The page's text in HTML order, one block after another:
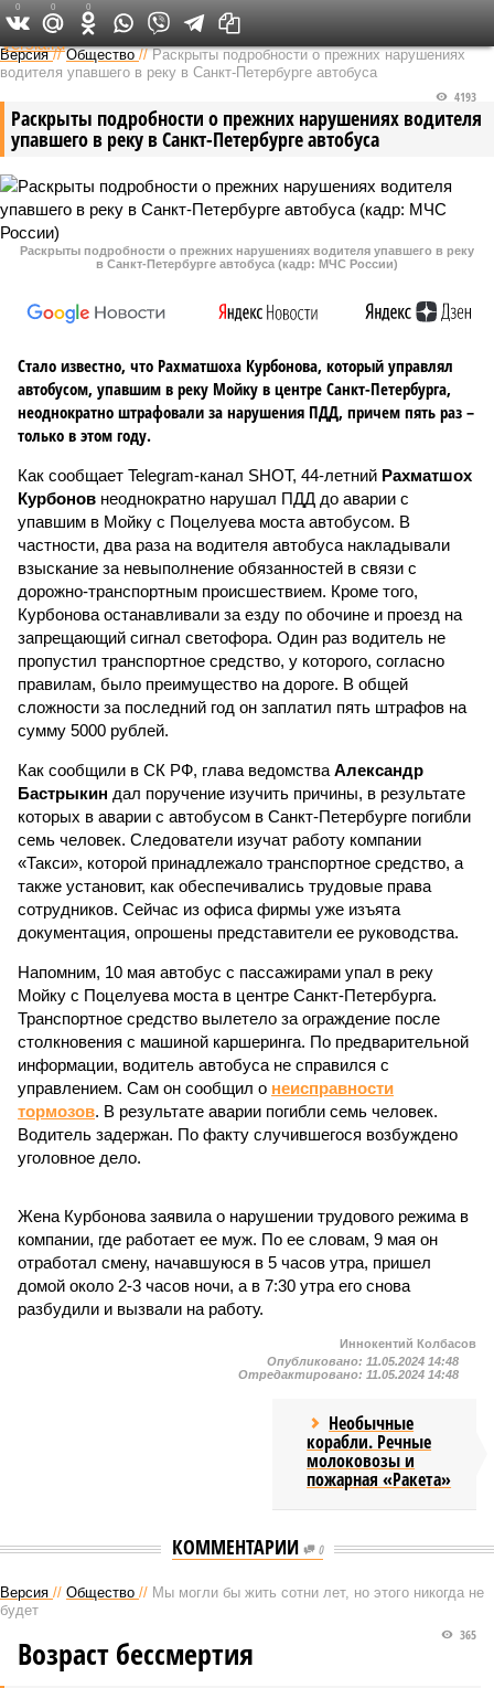
Федеральный выпуск
Версия //Общество //Раскрыты подробности о прежних нарушениях
водителя упавшего в реку в Санкт-Петербурге автобуса
Раскрыты подробности о прежних нарушениях водителя
упавшего в реку в Санкт-Петербурге автобуса
4193
Раскрыты подробности о прежних нарушениях водителя упавшего в реку
в Санкт-Петербурге автобуса (кадр: МЧС России)
Стало известно, что Рахматшоха Курбонова, который управлял
автобусом, упавшим в реку Мойку в центре Санкт-Петербурга,
неоднократно штрафовали за нарушения ПДД, причем пять раз –
только в этом году.
Как сообщает Telegram-канал SHOT, 44-летний Рахматшох
Курбонов неоднократно нарушал ПДД до аварии с
упавшим в Мойку с Поцелуева моста автобусом. В
частности, два раза на водителя автобуса накладывали
взыскание за невыполнение обязанностей в связи с
дорожно-транспортным происшествием. Кроме того,
Курбонова останавливали за езду по обочине и проезд на
запрещающий сигнал светофора. Один раз водитель не
пропустил транспортное средство, у которого, согласно
правилам, было преимущество на дороге. В общей
сложности за последний год он заплатил пять штрафов на
сумму 5000 рублей.
Как сообщили в СК РФ, глава ведомства Александр
Бастрыкин дал поручение изучить причины, в результате
которых в аварии с автобусом в Санкт-Петербурге погибли
семь человек. Следователи изучат работу компании
«Такси», которой принадлежало транспортное средство, а
также установит, как обеспечивались трудовые права
сотрудников. Сейчас из офиса фирмы уже изъята
документация, опрошены представители ее руководства.
Напомним, 10 мая автобус с пассажирами упал в реку
Мойку с Поцелуева моста в центре Санкт-Петербурга.
Транспортное средство вылетело за ограждение после
столкновения с машиной каршеринга. По предварительной
информации, водитель автобуса не справился с
управлением. Сам он сообщил о неисправности
тормозов. В результате аварии погибли семь человек.
Водитель задержан. По факту случившегося возбуждено
уголовное дело.
Жена Курбонова заявила о нарушении трудового режима в
компании, где работает ее муж. По ее словам, 9 мая он
отработал смену, начавшуюся в 5 часов утра, пришел
домой около 2-3 часов ночи, а в 7:30 утра его снова
разбудили и вызвали на работу.
0 0 0
Иннокентий Колбасов
Опубликовано: 11.05.2024 14:48
Отредактировано: 11.05.2024 14:48
Необычные
корабли. Речные
молоковозы и
пожарная «Ракета»
КОММЕНТАРИИ 0
Версия // Общество // Мы могли бы жить сотни лет, но этого никогда не
будет
365
Возраст бессмертия